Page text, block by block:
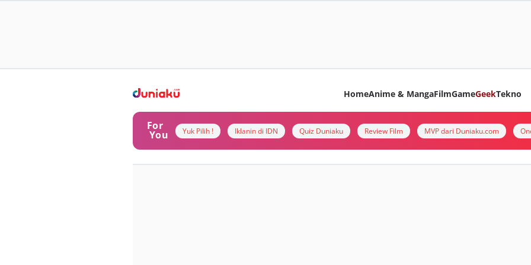
HomeAnime & MangaFilmGameGeekTekno
For
You Yuk Pilih ! Iklanin di IDN Quiz Duniaku Review Film MVP dari Duniaku.com